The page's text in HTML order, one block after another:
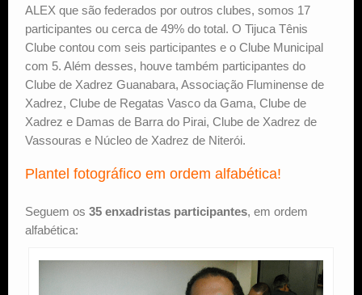
ALEX que são federados por outros clubes, somos 17
participantes ou cerca de 49% do total. O Tijuca Tênis
Clube contou com seis participantes e o Clube Municipal
com 5. Além desses, houve também participantes do
Clube de Xadrez Guanabara, Associação Fluminense de
Xadrez, Clube de Regatas Vasco da Gama, Clube de
Xadrez e Damas de Barra do Pirai, Clube de Xadrez de
Vassouras e Núcleo de Xadrez de Niterói.
Plantel fotográfico em ordem alfabética!
Seguem os 35 enxadristas participantes, em ordem
alfabética: